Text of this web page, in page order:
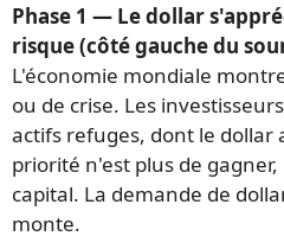
Phase 1 — Le dollar
risque (côté gauche du
L'économie mondiale
ou de crise. Les
actifs refuges, dont le dollar
priorité n'est plus de
capital. La demande de
monte.